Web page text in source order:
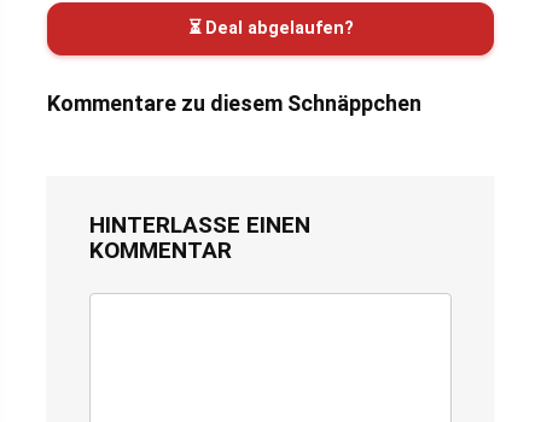
⏳ Deal abgelaufen?
Kommentare zu diesem Schnäppchen
HINTERLASSE EINEN
KOMMENTAR